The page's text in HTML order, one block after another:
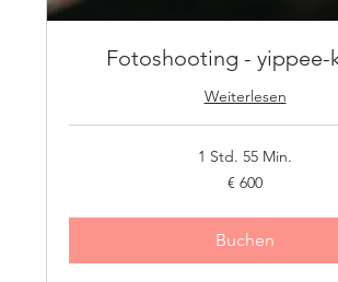
Fotoshooting - yippee-
Weiterlesen
1 Std. 55 Min.
€ 600
Buchen